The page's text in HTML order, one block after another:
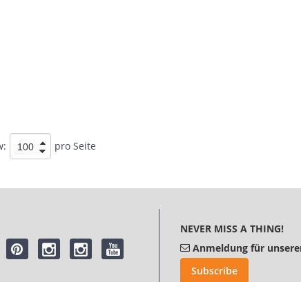
pro Seite
NEVER MISS A THING!
Anmeldung für
Subscribe